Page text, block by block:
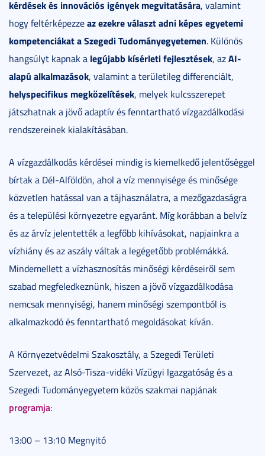
kérdések és innovációs igények megvitatására, valamint
hogy feltérképezzeaz ezekre választ adni képes egyetemi
kompetenciákat a Szegedi Tudományegyetemen. Különös
hangsúlyt kapnak a legújabb kísérleti fejlesztések, azAI-
alapú alkalmazások, valamint a területileg differenciált,
helyspecifikus megközelítések, melyek kulcsszerepet
játszhatnak a jövő adaptív és fenntartható vízgazdálkodási
rendszereinek kialakításában.
A vízgazdálkodás kérdései mindig is kiemelkedő jelentőséggel
bírtak a Dél-Alföldön, ahol a víz mennyisége és minősége
közvetlen hatással van a tájhasználatra, a mezőgazdaságra
és a települési környezetre egyaránt. Míg korábban a belvíz
és az árvíz jelentették a legfőbb kihívásokat, napjainkra a
vízhiány és az aszály váltak a legégetőbb problémákká.
Mindemellett a vízhasznosítás minőségi kérdéseiről sem
szabad megfeledkeznünk, hiszen a jövő vízgazdálkodása
nemcsak mennyiségi, hanem minőségi szempontból is
alkalmazkodó és fenntartható megoldásokat kíván.
A Környezetvédelmi Szakosztály, a Szegedi Területi
Szervezet, az Alsó-Tisza-vidéki Vízügyi Igazgatóság és a
Szegedi Tudományegyetem közös szakmai napjának
programja:
13:00 – 13:10 Megnyitó